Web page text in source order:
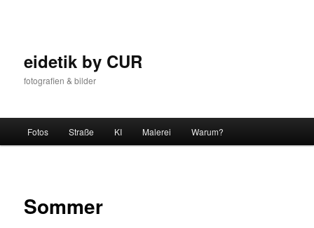
eidetik by CUR
fotografien & bilder
Fotos Straße KI Malerei Warum?
Sommer